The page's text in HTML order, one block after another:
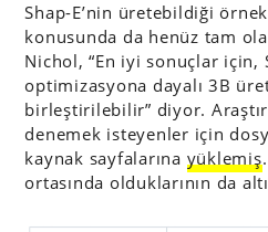
Shap-E’nin üretebildiği
konusunda da henüz tam
Nichol, “En iyi sonuçlar için,
optimizasyona dayalı 3B
birleştirilebilir” diyor.
denemek isteyenler için
kaynak sayfalarına yüklemiş
ortasında olduklarının da